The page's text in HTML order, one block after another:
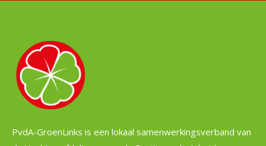
PvdA-GroenLinks is een lokaal samenwerkingsverband van